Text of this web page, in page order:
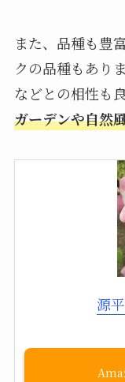
また、品種も豊
クの品種もあり
などとの相性も
ガーデンや自然
源